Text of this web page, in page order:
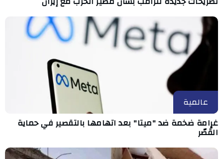
عالمية
غرامة ضخمة ضد "ميتا" بعد اتهامها بالتقصير في حماية
القُصّر